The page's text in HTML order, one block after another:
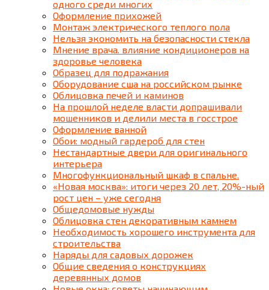
одного среди многих
Оформление прихожей
Монтаж электрического теплого пола
Нельзя экономить на безопасности стекла
Мнение врача. влияние кондиционеров на
здоровье человека
Образец для подражания
Оборудование сша на российском рынке
Облицовка печей и каминов
На прошлой неделе власти допрашивали
мошенников и делили места в госстрое
Оформление ванной
Обои: модный гардероб для стен
Нестандартные двери для оригинального
интерьера
Многофункциональный шкаф в спальне.
«Новая москва»: итоги через 20 лет, 20%-ный
рост цен – уже сегодня
Общедомовые нужды
Облицовка стен декоративным камнем
Необходимость хорошего инструмента для
строительства
Наряды для садовых дорожек
Общие сведения о конструкциях
деревянных домов